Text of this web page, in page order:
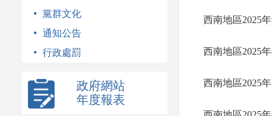
黨群文化
通知公告
行政處罰
政府網站
年度報表
西南地區2025
西南地區2025
西南地區2025